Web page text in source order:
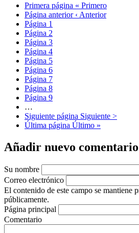
Primera página « Primero
Página anterior ‹ Anterior
Página 1
Página 2
Página 3
Página 4
Página 5
Página 6
Página 7
Página 8
Página 9
…
Siguiente página Siguiente >
Última página Último »
Añadir nuevo comentario
Su nombre
Correo electrónico
El contenido de este campo se mantiene
públicamente.
Página principal
Comentario